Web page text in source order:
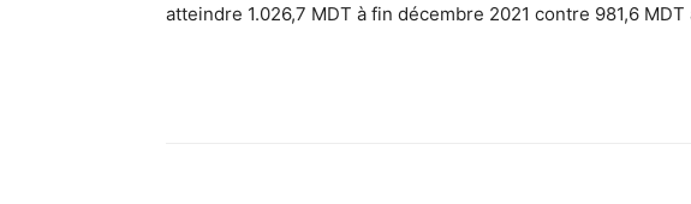
atteindre 1.026,7 MDT à fin décembre 2021 contre 981,6